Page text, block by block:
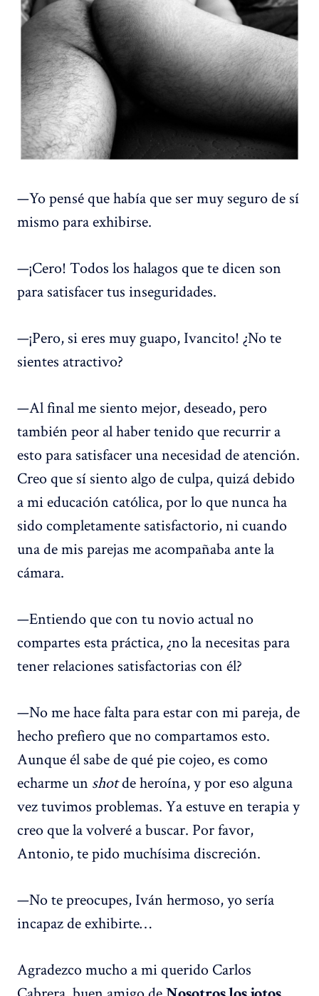
—Yo pensé que había que ser muy seguro de sí
mismo para exhibirse.
—¡Cero! Todos los halagos que te dicen son
para satisfacer tus inseguridades.
—¡Pero, si eres muy guapo, Ivancito! ¿No te
sientes atractivo?
—Al final me siento mejor, deseado, pero
también peor al haber tenido que recurrir a
esto para satisfacer una necesidad de atención.
Creo que sí siento algo de culpa, quizá debido
a mi educación católica, por lo que nunca ha
sido completamente satisfactorio, ni cuando
una de mis parejas me acompañaba ante la
cámara.
—Entiendo que con tu novio actual no
compartes esta práctica, ¿no la necesitas para
tener relaciones satisfactorias con él?
—No me hace falta para estar con mi pareja, de
hecho prefiero que no compartamos esto.
Aunque él sabe de qué pie cojeo, es como
echarme un shotde heroína, y por eso alguna
vez tuvimos problemas. Ya estuve en terapia y
creo que la volveré a buscar. Por favor,
Antonio, te pido muchísima discreción.
—No te preocupes, Iván hermoso, yo sería
incapaz de exhibirte…
Agradezco mucho a mi querido Carlos